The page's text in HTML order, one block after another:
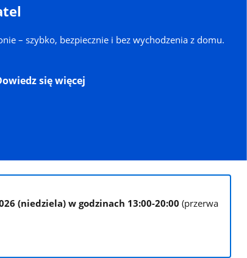
– szybko, bezpiecznie i bez wychodzenia z domu.
się więcej
(niedziela) w godzinach 13:00-20:00 (przerwa